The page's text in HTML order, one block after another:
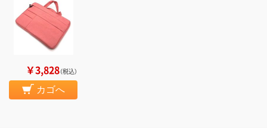
￥3,828（税込）
カゴへ